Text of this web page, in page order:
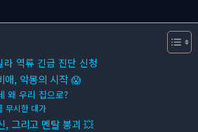
역류 긴급 진단 신청
애, 악몽의 시작 😱
왜 우리 집으로?
무시한 대가
, 그리고 멘탈 붕괴 💥